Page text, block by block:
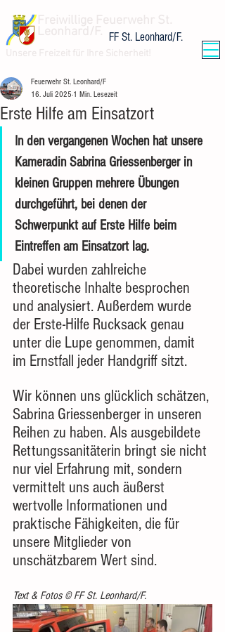
FF St. Leonhard/F.
Erste Hilfe am Einsatzort
Feuerwehr St. Leonhard/F
16. Juli 2025 1 Min. Lesezeit
In den vergangenen Wochen hat unsere
Kameradin Sabrina Griessenberger in
kleinen Gruppen mehrere Übungen
durchgeführt, bei denen der
Schwerpunkt auf Erste Hilfe beim
Eintreffen am Einsatzort lag.
Dabei wurden zahlreiche
theoretische Inhalte besprochen
und analysiert. Außerdem wurde
der Erste-Hilfe Rucksack genau
unter die Lupe genommen, damit
im Ernstfall jeder Handgriff sitzt.
Wir können uns glücklich schätzen,
Sabrina Griessenberger in unseren
Reihen zu haben. Als ausgebildete
Rettungssanitäterin bringt sie nicht
nur viel Erfahrung mit, sondern
vermittelt uns auch äußerst
wertvolle Informationen und
praktische Fähigkeiten, die für
unsere Mitglieder von
unschätzbarem Wert sind.
Text & Fotos © FF St. Leonhard/F.